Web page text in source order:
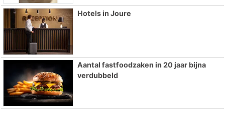
Hotels in Joure
Aantal fastfoodzaken in 20 jaar bijna
verdubbeld